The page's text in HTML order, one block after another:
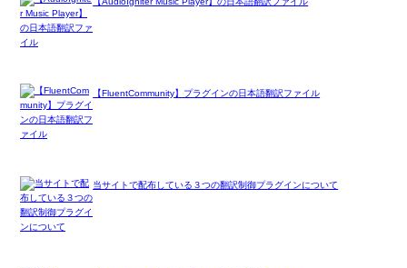
【FluentCommunity】プラグインの日本語翻訳ファイル
当サイトで配布している３つの翻訳制御プラグインについて